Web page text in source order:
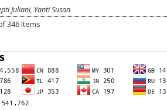
Juliani, Yanti Susan
346 Items